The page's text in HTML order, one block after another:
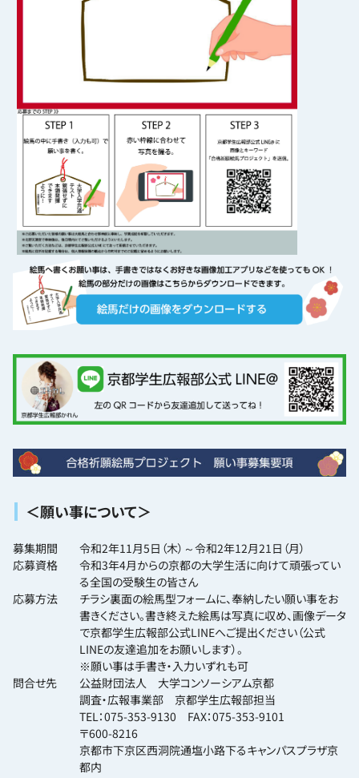
＜願い事について＞
募集期間
令和2年11月5日（木）～令和2年12月21日（月）
応募資格
令和3年4月からの京都の大学生活に向けて頑張ってい
る全国の受験生の皆さん
応募方法
チラシ裏面の絵馬型フォームに、奉納したい願い事をお
書きください。書き終えた絵馬は写真に収め、画像データ
で京都学生広報部公式LINEへご提出ください（公式
LINEの友達追加をお願いします）。
※願い事は手書き・入力いずれも可
問合せ先
公益財団法人 大学コンソーシアム京都
調査・広報事業部 京都学生広報部担当
TEL：075-353-9130 FAX：075-353-9101
〒600-8216
京都市下京区西洞院通塩小路下るキャンパスプラザ京
都内